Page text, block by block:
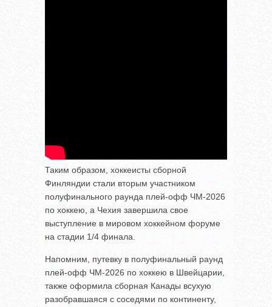
Таким образом, хоккеисты сборной
Финляндии стали вторым участником
полуфинального раунда плей-офф ЧМ-2026
по хоккею, а Чехия завершила свое
выступление в мировом хоккейном форуме
на стадии 1/4 финала.
Напомним, путевку в полуфинальный раунд
плей-офф ЧМ-2026 по хоккею в Швейцарии,
также оформила сборная Канады всухую
разобравшаяся с соседями по континенту,